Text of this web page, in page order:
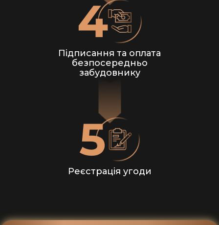
Підписання та оплата
безпосередньо
забудовнику
Реєстрація угоди